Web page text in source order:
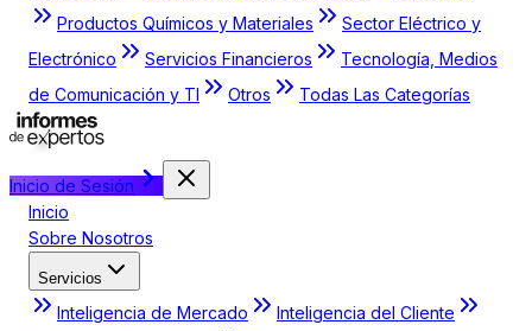
Productos Químicos y Materiales
Sector Eléctrico y
Electrónico
Servicios Financieros
Tecnología, Medios
de Comunicación y TI
Otros Todas Las Categorías
Inicio de Sesión
Inicio
Sobre Nosotros
Servicios
Inteligencia de Mercado
Inteligencia del Cliente